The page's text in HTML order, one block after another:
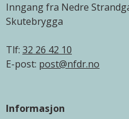
Inngang fra Nedre
Skutebrygga
Tlf: 32 26 42 10
E-post: post@nfdr.no
Informasjon